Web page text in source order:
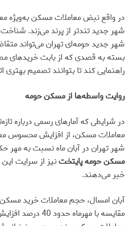
در واقع نبض معاملات مسکن به‌ویژه
شهر جدید تندتر از پرند می‌‌زند.
شهر جدید حومه‌‌ای تهران می‌تواند
بسته به قصدی که از بابت خریدهای
راهنمایی کند تا بتوانند تصمیم‌‌ بهتری
روایت واسطه‌ها از مسکن حومه
در شرایطی که آمارهای رسمی درباره
معاملات مسکن، از افزایش محسوس
شهر تهران در آبان ماه نسبت به مهر
مسکن حومه پایتختنیز از سرایت
خبر می‌دهند.
آبان امسال، حجم معاملات خرید
مقایسه با مهرماه